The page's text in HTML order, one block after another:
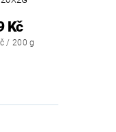
Kč
/ 200 g